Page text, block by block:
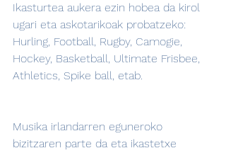
Ikasturtea aukera ezin hobea da kirol
ugari eta askotarikoak probatzeko:
Hurling, Football, Rugby, Camogie,
Hockey, Basketball, Ultimate Frisbee,
Athletics, Spike ball, etab.
Musika irlandarren eguneroko
bizitzaren parte da eta ikastetxe